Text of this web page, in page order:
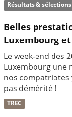
Résultats & sélections
Belles
Luxembourg
Le week-end des
Luxembourg une
nos compatriotes
pas démérité !
TREC